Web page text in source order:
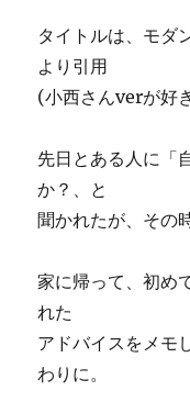
タイトルは、モダ
より引用
(小西さんverが好
先日とある人に「
か？、と
聞かれたが、その
家に帰って、初め
れた
アドバイスをメモ
わりに。